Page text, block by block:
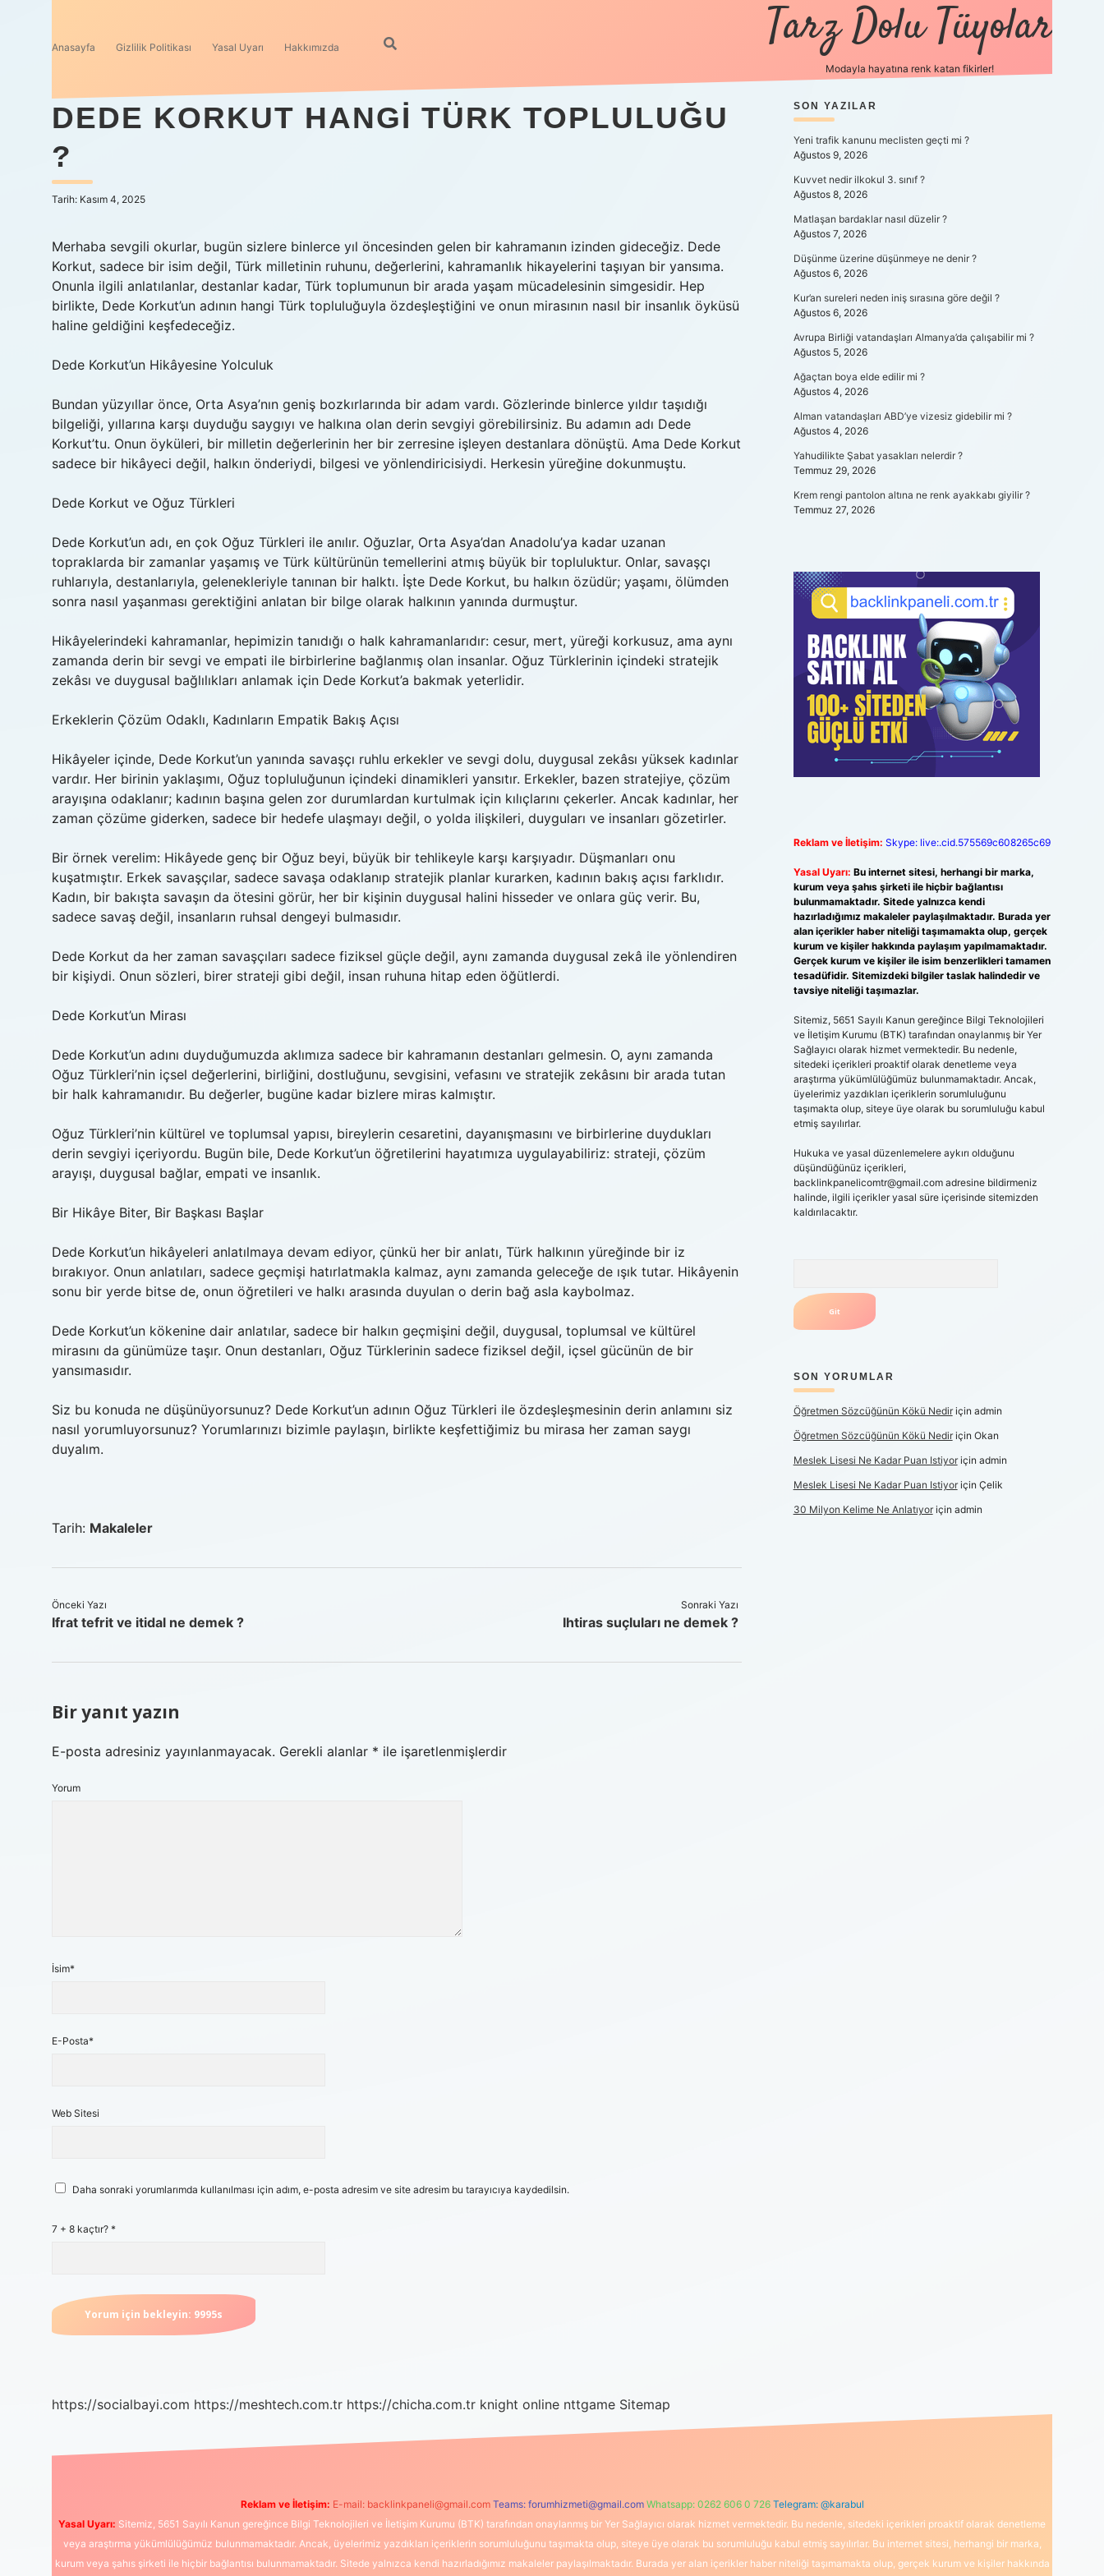
Anasayfa Gizlilik Politikası Yasal Uyarı Hakkımızda Tarz Dolu Tüyolar
Modayla hayatına renk katan fikirler!
DEDE KORKUT HANGI TÜRK TOPLULUĞU
?
Tarih: Kasım 4, 2025
Merhaba sevgili okurlar, bugün sizlere binlerce yıl öncesinden gelen bir kahramanın izinden gideceğiz. Dede
Korkut, sadece bir isim değil, Türk milletinin ruhunu, değerlerini, kahramanlık hikayelerini taşıyan bir yansıma.
Onunla ilgili anlatılanlar, destanlar kadar, Türk toplumunun bir arada yaşam mücadelesinin simgesidir. Hep
birlikte, Dede Korkut’un adının hangi Türk topluluğuyla özdeşleştiğini ve onun mirasının nasıl bir insanlık öyküsü
haline geldiğini keşfedeceğiz.
Dede Korkut’un Hikâyesine Yolculuk
Bundan yüzyıllar önce, Orta Asya’nın geniş bozkırlarında bir adam vardı. Gözlerinde binlerce yıldır taşıdığı
bilgeliği, yıllarına karşı duyduğu saygıyı ve halkına olan derin sevgiyi görebilirsiniz. Bu adamın adı Dede
Korkut’tu. Onun öyküleri, bir milletin değerlerinin her bir zerresine işleyen destanlara dönüştü. Ama Dede Korkut
sadece bir hikâyeci değil, halkın önderiydi, bilgesi ve yönlendiricisiydi. Herkesin yüreğine dokunmuştu.
Dede Korkut ve Oğuz Türkleri
Dede Korkut’un adı, en çok Oğuz Türkleri ile anılır. Oğuzlar, Orta Asya’dan Anadolu’ya kadar uzanan
topraklarda bir zamanlar yaşamış ve Türk kültürünün temellerini atmış büyük bir topluluktur. Onlar, savaşçı
ruhlarıyla, destanlarıyla, gelenekleriyle tanınan bir halktı. İşte Dede Korkut, bu halkın özüdür; yaşamı, ölümden
sonra nasıl yaşanması gerektiğini anlatan bir bilge olarak halkının yanında durmuştur.
Hikâyelerindeki kahramanlar, hepimizin tanıdığı o halk kahramanlarıdır: cesur, mert, yüreği korkusuz, ama aynı
zamanda derin bir sevgi ve empati ile birbirlerine bağlanmış olan insanlar. Oğuz Türklerinin içindeki stratejik
zekâsı ve duygusal bağlılıkları anlamak için Dede Korkut’a bakmak yeterlidir.
Erkeklerin Çözüm Odaklı, Kadınların Empatik Bakış Açısı
Hikâyeler içinde, Dede Korkut’un yanında savaşçı ruhlu erkekler ve sevgi dolu, duygusal zekâsı yüksek kadınlar
vardır. Her birinin yaklaşımı, Oğuz topluluğunun içindeki dinamikleri yansıtır. Erkekler, bazen stratejiye, çözüm
arayışına odaklanır; kadının başına gelen zor durumlardan kurtulmak için kılıçlarını çekerler. Ancak kadınlar, her
zaman çözüme giderken, sadece bir hedefe ulaşmayı değil, o yolda ilişkileri, duyguları ve insanları gözetirler.
Bir örnek verelim: Hikâyede genç bir Oğuz beyi, büyük bir tehlikeyle karşı karşıyadır. Düşmanları onu
kuşatmıştır. Erkek savaşçılar, sadece savaşa odaklanıp stratejik planlar kurarken, kadının bakış açısı farklıdır.
Kadın, bir bakışta savaşın da ötesini görür, her bir kişinin duygusal halini hisseder ve onlara güç verir. Bu,
sadece savaş değil, insanların ruhsal dengeyi bulmasıdır.
Dede Korkut da her zaman savaşçıları sadece fiziksel güçle değil, aynı zamanda duygusal zekâ ile yönlendiren
bir kişiydi. Onun sözleri, birer strateji gibi değil, insan ruhuna hitap eden öğütlerdi.
Dede Korkut’un Mirası
Dede Korkut’un adını duyduğumuzda aklımıza sadece bir kahramanın destanları gelmesin. O, aynı zamanda
Oğuz Türkleri’nin içsel değerlerini, birliğini, dostluğunu, sevgisini, vefasını ve stratejik zekâsını bir arada tutan
bir halk kahramanıdır. Bu değerler, bugüne kadar bizlere miras kalmıştır.
Oğuz Türkleri’nin kültürel ve toplumsal yapısı, bireylerin cesaretini, dayanışmasını ve birbirlerine duydukları
derin sevgiyi içeriyordu. Bugün bile, Dede Korkut’un öğretilerini hayatımıza uygulayabiliriz: strateji, çözüm
arayışı, duygusal bağlar, empati ve insanlık.
Bir Hikâye Biter, Bir Başkası Başlar
Dede Korkut’un hikâyeleri anlatılmaya devam ediyor, çünkü her bir anlatı, Türk halkının yüreğinde bir iz
bırakıyor. Onun anlatıları, sadece geçmişi hatırlatmakla kalmaz, aynı zamanda geleceğe de ışık tutar. Hikâyenin
sonu bir yerde bitse de, onun öğretileri ve halkı arasında duyulan o derin bağ asla kaybolmaz.
Dede Korkut’un kökenine dair anlatılar, sadece bir halkın geçmişini değil, duygusal, toplumsal ve kültürel
mirasını da günümüze taşır. Onun destanları, Oğuz Türklerinin sadece fiziksel değil, içsel gücünün de bir
yansımasıdır.
Siz bu konuda ne düşünüyorsunuz? Dede Korkut’un adının Oğuz Türkleri ile özdeşleşmesinin derin anlamını siz
nasıl yorumluyorsunuz? Yorumlarınızı bizimle paylaşın, birlikte keşfettiğimiz bu mirasa her zaman saygı
duyalım.
Tarih: Makaleler
Önceki Yazı
Ifrat tefrit ve itidal ne demek ?
Sonraki Yazı
Ihtiras suçluları ne demek ?
Bir yanıt yazın
E-posta adresiniz yayınlanmayacak. Gerekli alanlar * ile işaretlenmişlerdir
Yorum
İsim*
E-Posta*
Web Sitesi
Daha sonraki yorumlarımda kullanılması için adım, e-posta adresim ve site adresim bu tarayıcıya kaydedilsin.
7 + 8 kaçtır? *
https://socialbayi.com https://meshtech.com.tr https://chicha.com.tr knight online nttgame Sitemap
SIDEBAR
SON YAZILAR
Yeni trafik kanunu meclisten geçti mi ?
Ağustos 9, 2026
Kuvvet nedir ilkokul 3. sınıf ?
Ağustos 8, 2026
Matlaşan bardaklar nasıl düzelir ?
Ağustos 7, 2026
Düşünme üzerine düşünmeye ne denir ?
Ağustos 6, 2026
Kur’an sureleri neden iniş sırasına göre değil ?
Ağustos 6, 2026
Avrupa Birliği vatandaşları Almanya’da çalışabilir mi ?
Ağustos 5, 2026
Ağaçtan boya elde edilir mi ?
Ağustos 4, 2026
Alman vatandaşları ABD’ye vizesiz gidebilir mi ?
Ağustos 4, 2026
Yahudilikte Şabat yasakları nelerdir ?
Temmuz 29, 2026
Krem rengi pantolon altına ne renk ayakkabı giyilir ?
Temmuz 27, 2026
Reklam ve İletişim: Skype: live:.cid.575569c608265c69
Yasal Uyarı: Bu internet sitesi, herhangi bir marka,
kurum veya şahıs şirketi ile hiçbir bağlantısı
bulunmamaktadır. Sitede yalnızca kendi
hazırladığımız makaleler paylaşılmaktadır. Burada yer
alan içerikler haber niteliği taşımamakta olup, gerçek
kurum ve kişiler hakkında paylaşım yapılmamaktadır.
Gerçek kurum ve kişiler ile isim benzerlikleri tamamen
tesadüfidir. Sitemizdeki bilgiler taslak halindedir ve
tavsiye niteliği taşımazlar.
Sitemiz, 5651 Sayılı Kanun gereğince Bilgi Teknolojileri
ve İletişim Kurumu (BTK) tarafından onaylanmış bir Yer
Sağlayıcı olarak hizmet vermektedir. Bu nedenle,
sitedeki içerikleri proaktif olarak denetleme veya
araştırma yükümlülüğümüz bulunmamaktadır. Ancak,
üyelerimiz yazdıkları içeriklerin sorumluluğunu
taşımakta olup, siteye üye olarak bu sorumluluğu kabul
etmiş sayılırlar.
Hukuka ve yasal düzenlemelere aykırı olduğunu
düşündüğünüz içerikleri,
backlinkpanelicomtr@gmail.comadresine bildirmeniz
halinde, ilgili içerikler yasal süre içerisinde sitemizden
kaldırılacaktır.
SON YORUMLAR
Öğretmen Sözcüğünün Kökü Nediriçin admin
Öğretmen Sözcüğünün Kökü Nediriçin Okan
Meslek Lisesi Ne Kadar Puan Istiyoriçin admin
Meslek Lisesi Ne Kadar Puan Istiyoriçin Çelik
30 Milyon Kelime Ne Anlatıyoriçin admin
Reklam ve İletişim: E-mail: backlinkpaneli@gmail.com Teams: forumhizmeti@gmail.com Whatsapp: 0262 606 0 726 Telegram: @karabul
Yasal Uyarı: Sitemiz, 5651 Sayılı Kanun gereğince Bilgi Teknolojileri ve İletişim Kurumu (BTK) tarafından onaylanmış bir Yer Sağlayıcı olarak hizmet vermektedir. Bu nedenle, sitedeki içerikleri proaktif olarak denetleme
veya araştırma yükümlülüğümüz bulunmamaktadır. Ancak, üyelerimiz yazdıkları içeriklerin sorumluluğunu taşımakta olup, siteye üye olarak bu sorumluluğu kabul etmiş sayılırlar. Bu internet sitesi, herhangi bir marka,
kurum veya şahıs şirketi ile hiçbir bağlantısı bulunmamaktadır. Sitede yalnızca kendi hazırladığımız makaleler paylaşılmaktadır. Burada yer alan içerikler haber niteliği taşımamakta olup, gerçek kurum ve kişiler hakkında